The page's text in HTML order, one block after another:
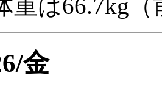
重は66.7kg（
金